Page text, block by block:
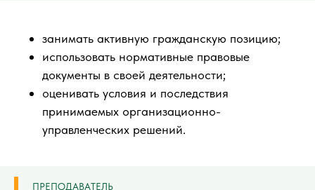
занимать активную гражданскую позицию;
использовать нормативные правовые
документы в своей деятельности;
оценивать условия и последствия
принимаемых организационно-
управленческих решений.
ПРЕПОДАВАТЕЛЬ